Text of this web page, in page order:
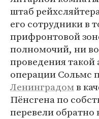
штаб
его сотрудники в
прифронтовой
полномочий, ни
проведения
операции Сольмс
Ленинградомв
Пёнсгена по
перевели обратно